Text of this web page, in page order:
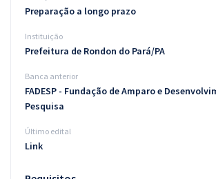
Conteúdo gratuito
Blog
Atendimento
Preparação a longo prazo
Instituição
Prefeitura de Rondon do Pará/PA
Banca anterior
FADESP - Fundação de Amparo e
Pesquisa
Último edital
Link